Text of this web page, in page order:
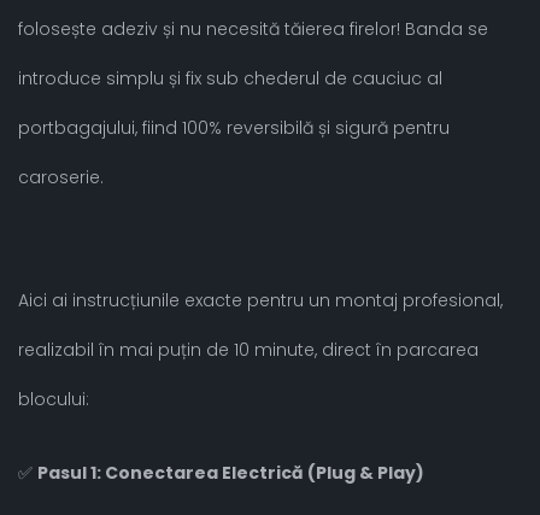
folosește adeziv și nu necesită tăierea firelor! Banda se
introduce simplu și fix sub chederul de cauciuc al
portbagajului, fiind 100% reversibilă și sigură pentru
caroserie.
Aici ai instrucțiunile exacte pentru un montaj profesional,
realizabil în mai puțin de 10 minute, direct în parcarea
blocului:
✅ Pasul 1: Conectarea Electrică (Plug & Play)